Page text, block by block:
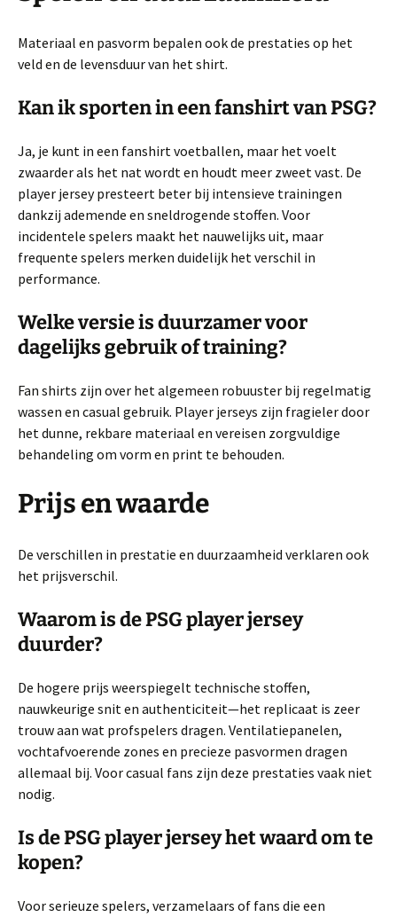
Materiaal en pasvorm bepalen ook de prestaties op het
veld en de levensduur van het shirt.
Kan ik sporten in een fanshirt van PSG?
Ja, je kunt in een fanshirt voetballen, maar het voelt
zwaarder als het nat wordt en houdt meer zweet vast. De
player jersey presteert beter bij intensieve trainingen
dankzij ademende en sneldrogende stoffen. Voor
incidentele spelers maakt het nauwelijks uit, maar
frequente spelers merken duidelijk het verschil in
performance.
Welke versie is duurzamer voor
dagelijks gebruik of training?
Fan shirts zijn over het algemeen robuuster bij regelmatig
wassen en casual gebruik. Player jerseys zijn fragieler door
het dunne, rekbare materiaal en vereisen zorgvuldige
behandeling om vorm en print te behouden.
Prijs en waarde
De verschillen in prestatie en duurzaamheid verklaren ook
het prijsverschil.
Waarom is de PSG player jersey
duurder?
De hogere prijs weerspiegelt technische stoffen,
nauwkeurige snit en authenticiteit—het replicaat is zeer
trouw aan wat profspelers dragen. Ventilatiepanelen,
vochtafvoerende zones en precieze pasvormen dragen
allemaal bij. Voor casual fans zijn deze prestaties vaak niet
nodig.
Is de PSG player jersey het waard om te
kopen?
Voor serieuze spelers, verzamelaars of fans die een